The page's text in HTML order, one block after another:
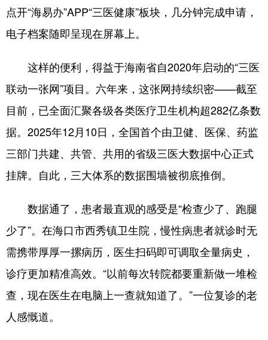
点开“海易办”APP“三医健康”板块，几分钟完成申请，
电子档案随即呈现在屏幕上。
这样的便利，得益于海南省自2020年启动的“三医
联动一张网”项目。六年来，这张网持续织密——截至
目前，已全面汇聚各级各类医疗卫生机构超282亿条数
据。2025年12月10日，全国首个由卫健、医保、药监
三部门共建、共管、共用的省级三医大数据中心正式
挂牌。自此，三大体系的数据围墙被彻底推倒。
数据通了，患者最直观的感受是“检查少了、跑腿
少了”。在海口市西秀镇卫生院，慢性病患者就诊时无
需携带厚厚一摞病历，医生扫码即可调取全量病史，
诊疗更加精准高效。“以前每次转院都要重新做一堆检
查，现在医生在电脑上一查就知道了。”一位复诊的老
人感慨道。